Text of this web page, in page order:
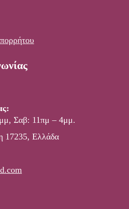
Σαβ: 11πμ – 4μμ.
Ελλάδα